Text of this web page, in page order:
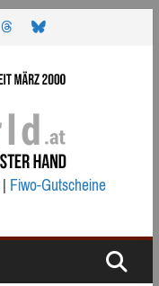
|Fiwo-Gutscheine